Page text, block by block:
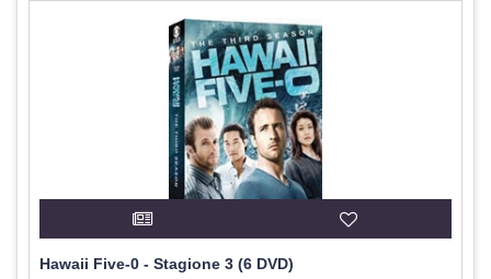
Hawaii Five-0 - Stagione 3 (6 DVD)